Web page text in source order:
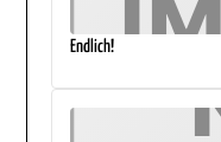
Endlich!